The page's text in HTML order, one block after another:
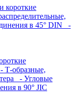
короткие
в 45° DIN
-
- Т-образные,
- Угловые
в 90° JIC